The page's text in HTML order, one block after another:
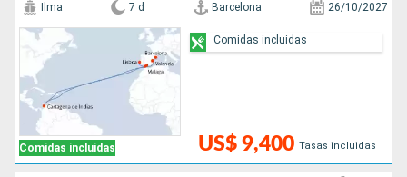
Comidas incluidas
Ilma 7 d Barcelona 26/10/2027
US$ 9,400 Tasas incluidas
Comidas incluidas